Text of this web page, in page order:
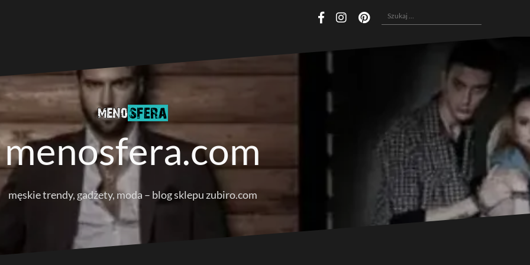
instagrampinterest
Szukaj:
menosfera.com
męskie trendy, gadżety, moda – blog sklepu zubiro.com